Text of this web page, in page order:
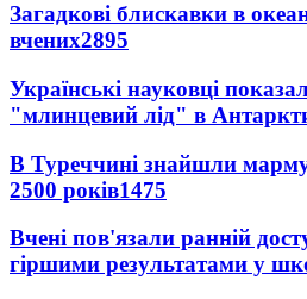
Загадкові блискавки в
вчених2895
Українські науковці
"млинцевий лід" в
В Туреччині знайшли
2500 років1475
Вчені пов'язали ранній
гіршими результатами у